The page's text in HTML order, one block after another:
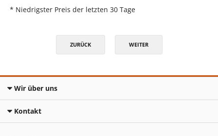
* Niedrigster Preis der letzten 30 Tage
ZURÜCK WEITER
Wir über uns
Kontakt